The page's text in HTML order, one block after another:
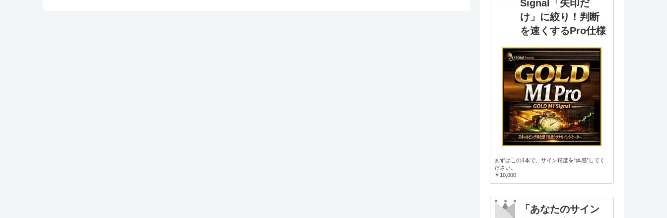
Signal「矢印だ
け」に絞り！判断
を速くするPro仕様
まずはこの1本で、サイン精度を“体感”してく
ださい。
￥10,000
「あなたのサイン